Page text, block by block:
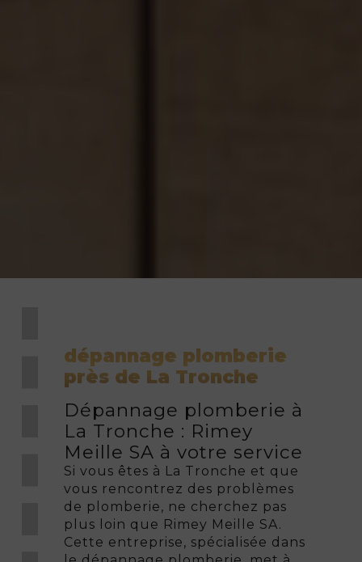
dépannage plomberie
près de La Tronche
Dépannage plomberie à
La Tronche : Rimey
Meille SA à votre service
Si vous êtes à La Tronche et que
vous rencontrez des problèmes
de plomberie, ne cherchez pas
plus loin que Rimey Meille SA.
Cette entreprise, spécialisée dans